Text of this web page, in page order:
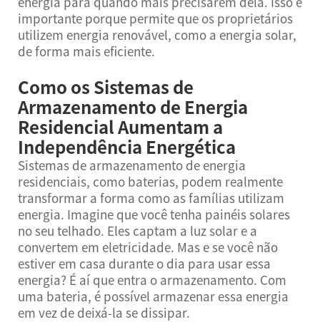
importante porque permite que os proprietários
utilizem energia renovável, como a energia solar,
de forma mais eficiente.
Como os Sistemas de
Armazenamento de Energia
Residencial Aumentam a
Independência Energética
Sistemas de armazenamento de energia
residenciais, como baterias, podem realmente
transformar a forma como as famílias utilizam
energia. Imagine que você tenha painéis solares
no seu telhado. Eles captam a luz solar e a
convertem em eletricidade. Mas e se você não
estiver em casa durante o dia para usar essa
energia? É aí que entra o armazenamento. Com
uma bateria, é possível armazenar essa energia
em vez de deixá-la se dissipar.